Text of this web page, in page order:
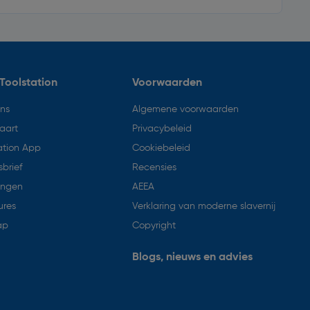
App
Voorwaarden
Algemene voorwaarden
Privacybeleid
Cookiebeleid
Recensies
AEEA
Verklaring van moderne slavernij
Copyright
Blogs, nieuws en advies